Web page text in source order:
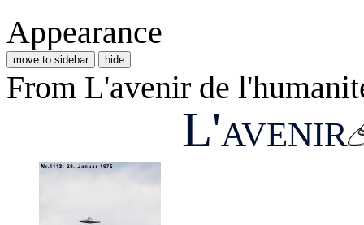
Appearance
move to sidebar hide
From L'avenir de
L'avenir